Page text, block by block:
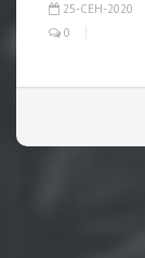
25-СЕН-2020
0